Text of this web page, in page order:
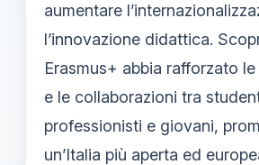
aumentare
l’innovazione didattica.
Erasmus+ abbia rafforzato
e le collaborazioni tra
professionisti e giovani,
un’Italia più aperta ed